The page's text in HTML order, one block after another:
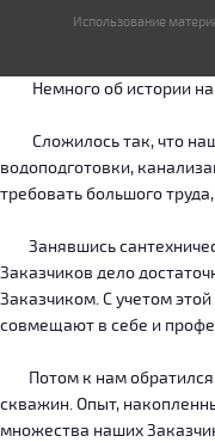
Использование
Немного об истории
Сложилось так, что
водоподготовки,
требовать большого
Занявшись
Заказчиков дело
Заказчиком. С учетом
совмещают в себе и
Потом к нам обратился
скважин. Опыт,
множества наших